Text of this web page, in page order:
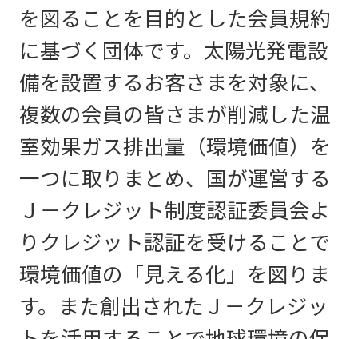
を図ることを目的とした会員規約
に基づく団体です。太陽光発電設
備を設置するお客さまを対象に、
複数の会員の皆さまが削減した温
室効果ガス排出量（環境価値）を
一つに取りまとめ、国が運営する
Ｊ－クレジット制度認証委員会よ
りクレジット認証を受けることで
環境価値の「見える化」を図りま
す。また創出されたＪ－クレジッ